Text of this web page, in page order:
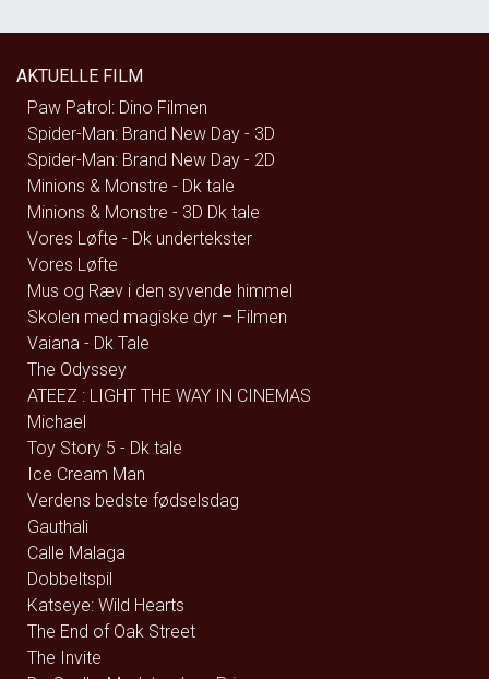
AKTUELLE FILM
Paw Patrol: Dino Filmen
Spider-Man: Brand New Day - 3D
Spider-Man: Brand New Day - 2D
Minions & Monstre - Dk tale
Minions & Monstre - 3D Dk tale
Vores Løfte - Dk undertekster
Vores Løfte
Mus og Ræv i den syvende himmel
Skolen med magiske dyr – Filmen
Vaiana - Dk Tale
The Odyssey
ATEEZ : LIGHT THE WAY IN CINEMAS
Michael
Toy Story 5 - Dk tale
Ice Cream Man
Verdens bedste fødselsdag
Gauthali
Calle Malaga
Dobbeltspil
Katseye: Wild Hearts
The End of Oak Street
The Invite